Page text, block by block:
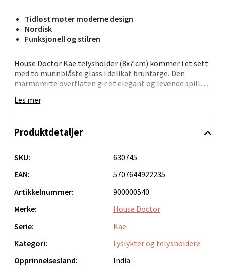
Tidløst møter moderne design
Nordisk
Funksjonell og stilren
House Doctor Kae telysholder (8x7 cm) kommer i et sett
med to munnblåste glass i delikat brunfarge. Den
marmorerte overflaten gir et elegant og levende spill
- Varm brun glød
sammen med andre lys.
Les mer
Produktdetaljer
SKU:
630745
EAN:
5707644922235
Artikkelnummer:
900000540
Merke:
House Doctor
Serie:
Kae
Kategori:
Lyslykter og telysholdere
Opprinnelsesland:
India
Narvik - Thon Senter Malmporten
Bolagsgata 1, 8514 Narvik
Åpent i dag 10-20
0 i butikk
Bergen - Oasen Senter
Åpent i dag 10-21
0 i butikk